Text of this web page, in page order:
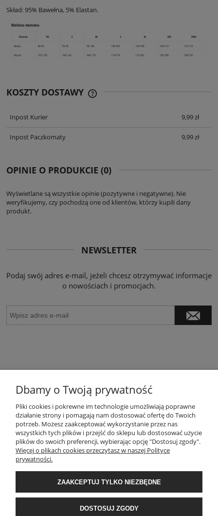
Skład: 95% Bawełna, 5% Elastan.
KOSZTY DOSTAWY
Inpost Kurier
9,99 zł
Inpost Paczkomaty 9,99 zł
OPINIE O PRODUKCIE (0)
Wyświetlane są wszystkie opinie (pozytywne i negatywne). Nie
weryfikujemy, czy pochodzą one od klientów, którzy kupili dany
produkt.
NEWSLETTER
Podaj swój adres e-mail, jeżeli chcesz otrzymywać informacje
o nowościach i promocjach.
POMOC
MOJE KONTO
INFORMACJE
Dbamy o Twoją prywatność
Pliki cookies i pokrewne im technologie umożliwiają poprawne
działanie strony i pomagają nam dostosować ofertę do Twoich
potrzeb. Możesz zaakceptować wykorzystanie przez nas
wszystkich tych plików i przejść do sklepu lub dostosować użycie
plików do swoich preferencji, wybierając opcję "Dostosuj zgody".
Więcej o plikach cookies przeczytasz w naszej Polityce
prywatności.
ZAAKCEPTUJ TYLKO NIEZBĘDNE
DOSTOSUJ ZGODY